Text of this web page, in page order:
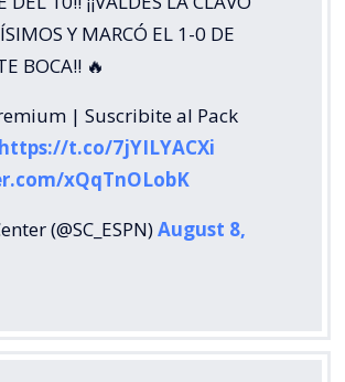
Y MARCÓ EL 1-0 DE
BOCA!! 🔥
| Suscribite al Pack
https://t.co/7jYILYACXi
xQqTnOLobK
(@SC_ESPN)August 8,